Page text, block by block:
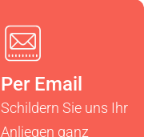
Per Email
Schildern Sie uns Ihr
Anliegen ganz